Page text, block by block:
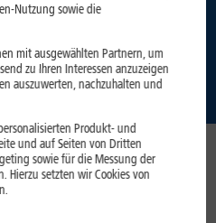
von 1&1
08. Dezember
1&1 betreibt mit
Nutzung sowie die
mit ausgewählten Partnern, um
zu Ihren Interessen anzuzeigen
auszuwerten, nachzuhalten und
Produkt- und
und auf Seiten von Dritten
sowie für die Messung der
Hierzu setzten wir Cookies von